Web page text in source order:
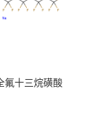
氟十三烷磺酸